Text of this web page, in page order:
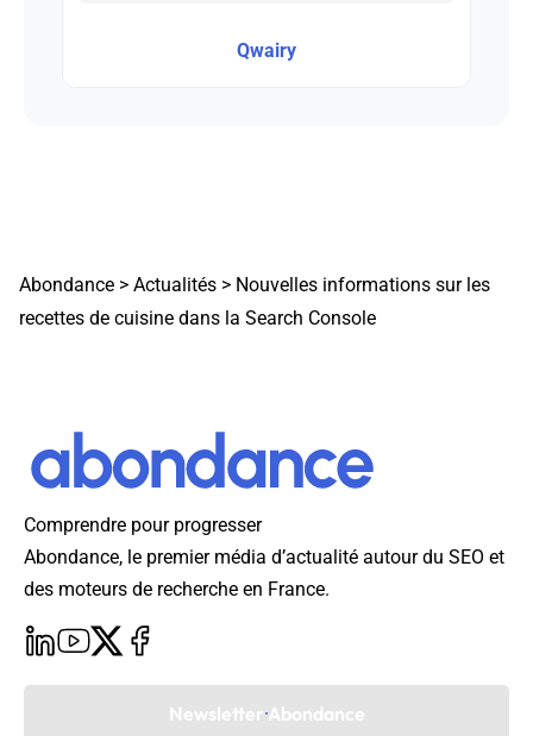
Qwairy
Abondance > Actualités > Nouvelles informations sur les
recettes de cuisine dans la Search Console
Comprendre pour progresser
Abondance, le premier média d’actualité autour du SEO et
des moteurs de recherche en France.
Newsletter Abondance